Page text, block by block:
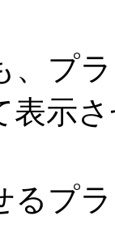
、プ
表示
るプ